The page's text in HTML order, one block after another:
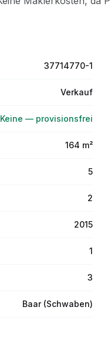
37714770-1
Verkauf
Keine — provisionsfrei
164 m²
5
2
2015
1
3
Baar (Schwaben)